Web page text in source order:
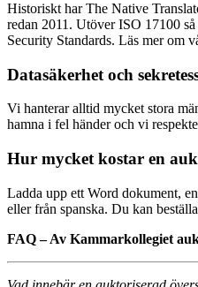
Historiskt har The Native
redan 2011. Utöver ISO 17100
Security Standards. Läs mer om
Datasäkerhet och
Vi hanterar alltid mycket stora
hamna i fel händer och vi
Hur mycket kostar en
Ladda upp ett Word dokument,
eller från spanska. Du kan
FAQ – Av Kammarkollegiet